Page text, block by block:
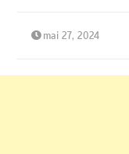
mai 27, 2024